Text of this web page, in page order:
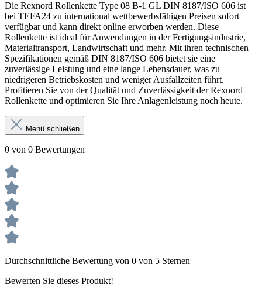
Die Rexnord Rollenkette Type 08 B-1 GL DIN 8187/ISO 606 ist
bei TEFA24 zu international wettbewerbsfähigen Preisen sofort
verfügbar und kann direkt online erworben werden. Diese
Rollenkette ist ideal für Anwendungen in der Fertigungsindustrie,
Materialtransport, Landwirtschaft und mehr. Mit ihren technischen
Spezifikationen gemäß DIN 8187/ISO 606 bietet sie eine
zuverlässige Leistung und eine lange Lebensdauer, was zu
niedrigeren Betriebskosten und weniger Ausfallzeiten führt.
Profitieren Sie von der Qualität und Zuverlässigkeit der Rexnord
Rollenkette und optimieren Sie Ihre Anlagenleistung noch heute.
Menü schließen
0 von 0 Bewertungen
Durchschnittliche Bewertung von 0 von 5 Sternen
Bewerten Sie dieses Produkt!